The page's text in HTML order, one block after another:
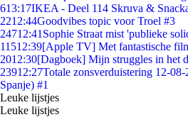
613:17IKEA - Deel 114 Skruva &
2212:44Goodvibes topic voor Troel #3
24712:41 Sophie Straat mist 'publieke
11512:39[Apple TV] Met fantastische
2012:30[Dagboek] Mijn struggles in het
23912:27Totale zonsverduistering 12-
Spanje) #1
Leuke lijstjes
Leuke lijstjes